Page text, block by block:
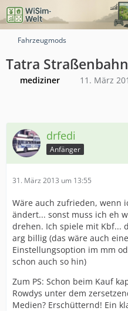
Fahrzeugmods
Tatra
mediziner 11. März
drfedi
Anfänger
31. März 2013 um 13:55
Wäre auch zufrieden, wenn
ändert... sonst muss ich eh
drehen. Ich spiele mit Kbf...
arg billig (das wäre auch
Einstellungsoption im mm
schon auch so hin)
Zum PS: Schon beim Kauf
Rowdys unter dem
Medien? Erschütternd! Ein